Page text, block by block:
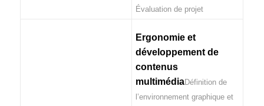
Évaluation de projet
Ergonomie et
développement de
contenus
multimédiaDéfinition de
l’environnement graphique et